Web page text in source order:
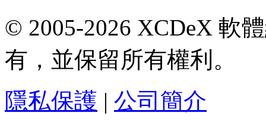
© 2005-2026 XCDeX 軟
有，並保留所有權利。
隱私保護 | 公司簡介